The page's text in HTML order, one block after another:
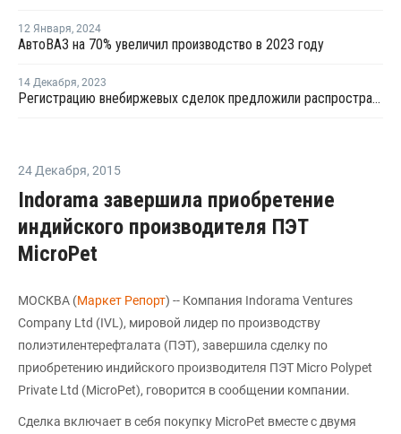
12 Января, 2024
АвтоВАЗ на 70% увеличил производство в 2023 году
14 Декабря, 2023
Регистрацию внебиржевых сделок предложили распространить на нефтегазохимию и цемент
24 Декабря, 2015
Indorama завершила приобретение
индийского производителя ПЭТ
MicroPet
МОСКВА (Маркет Репорт) -- Компания Indorama Ventures
Company Ltd (IVL), мировой лидер по производству
полиэтилентерефталата (ПЭТ), завершила сделку по
приобретению индийского производителя ПЭТ Micro Polypet
Private Ltd (MicroPet), говорится в сообщении компании.
Сделка включает в себя покупку MicroPet вместе с двумя